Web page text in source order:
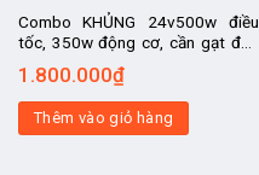
Combo KHỦNG 24v500w điều
tốc, 350w động cơ, cần gạt đảo
chiều khủng, chân ga, khóa điện,
báo điện, chế ô tô điện trẻ em.
1.800.000₫
Thêm vào giỏ hàng